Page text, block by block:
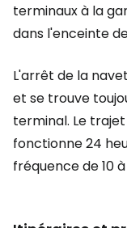
terminaux à la
dans l'enceinte
L'arrêt de la
et se trouve
terminal. Le
fonctionne 24
fréquence de 10